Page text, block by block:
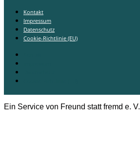
Kontakt
Impressum
Datenschutz
Cookie-Richtlinie (EU)
Ein Service von Freund statt fremd e. V.